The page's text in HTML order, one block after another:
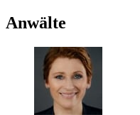
Anwälte